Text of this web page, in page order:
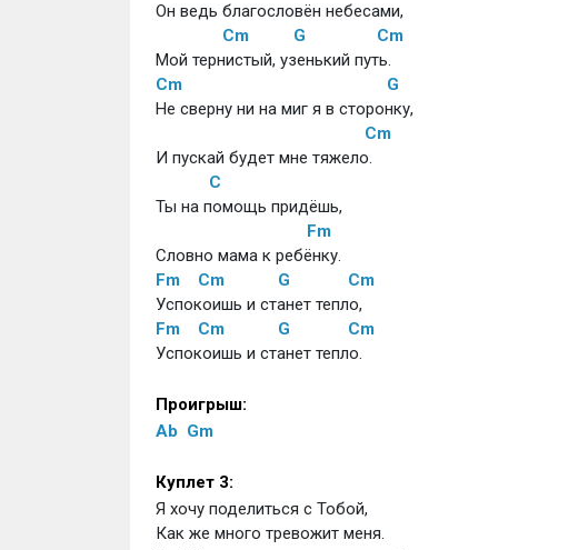
Он ведь благословён небесами,
Cm
G
Cm
Мой тернистый, узенький путь.
Cm
G
Не сверну ни на миг я в сторонку,
Cm
И пускай будет мне тяжело.
C
Ты на помощь придёшь,
Fm
Словно мама к ребёнку.
Fm
Cm G
Cm
Успокоишь и станет тепло,
Fm
Cm G
Cm
Успокоишь и станет тепло.
Проигрыш:
Ab Gm
Куплет 3:
Я хочу поделиться с Тобой,
Как же много тревожит меня.